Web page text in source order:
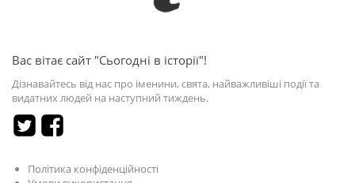
Вас вітає сайт "Сьогодні в історії"!
Дізнавайтесь від нас про іменини, свята, найважливіші події та
видатних людей на наступний тиждень.
Політика конфіденційності